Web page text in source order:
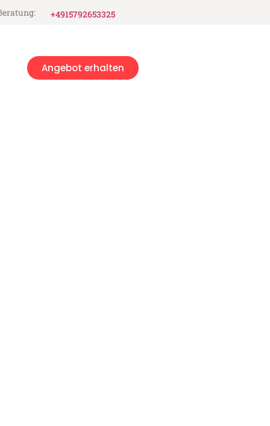
+4915792653325
Angebot erhalten